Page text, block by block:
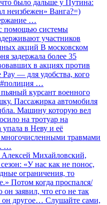
было дальше у Путина:
неизбежен» Ванга?=)
…
помощью системы
участников
акций В московском
задержала более 35
в акциях против
Pay — для удобства, кого
#полиция …
курсант военного
Пассажирка автомобиля
Машину которую вел
на тротуар на
в Неву и её
многочисленными травмами
…
Михайловский,
«У нас как не понос,
ограничения, то
Потом когда проспался/
он заявил, что его не так
другое… Слушайте сами,